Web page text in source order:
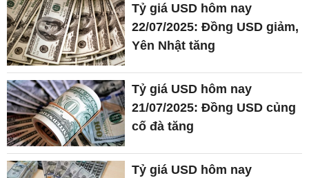
Tỷ giá USD hôm nay
22/07/2025: Đồng USD giảm,
Yên Nhật tăng
Tỷ giá USD hôm nay
21/07/2025: Đồng USD củng
cố đà tăng
Tỷ giá USD hôm nay